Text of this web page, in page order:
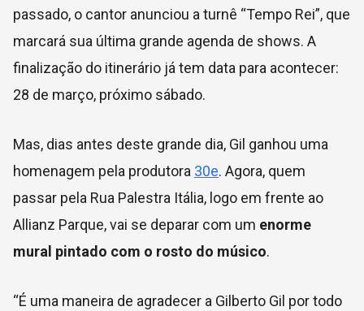
passado, o cantor anunciou a turnê “Tempo Rei”, que
marcará sua última grande agenda de shows. A
finalização do itinerário já tem data para acontecer:
28 de março, próximo sábado.
Mas, dias antes deste grande dia, Gil ganhou uma
homenagem pela produtora 30e. Agora, quem
passar pela Rua Palestra Itália, logo em frente ao
Allianz Parque, vai se deparar com um enorme
mural pintado com o rosto do músico.
“É uma maneira de agradecer a Gilberto Gil por todo